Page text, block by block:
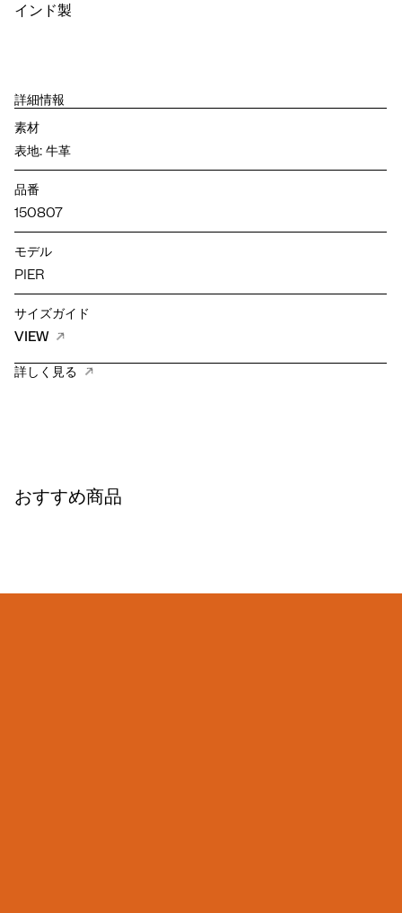
インド製
詳細情報
素材
表地: 牛革
品番
150807
モデル
PIER
サイズガイド
VIEW
詳しく見る
おすすめ商品